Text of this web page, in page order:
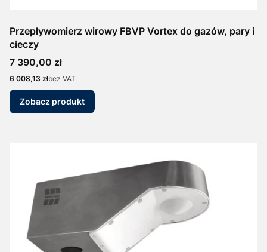
Przepływomierz wirowy FBVP Vortex do gazów, pary i
cieczy
Cena
7 390,00 zł
Cena
6 008,13 złbez VAT
Zobacz produkt